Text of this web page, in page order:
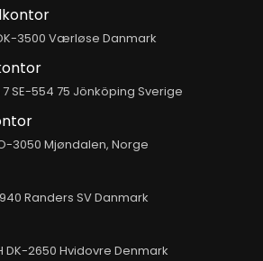
3500 Værløse Danmark
SE-554 75 Jönköping Sverige
3050 Mjøndalen, Norge
Randers SV Danmark
DK-2650 Hvidovre Denmark